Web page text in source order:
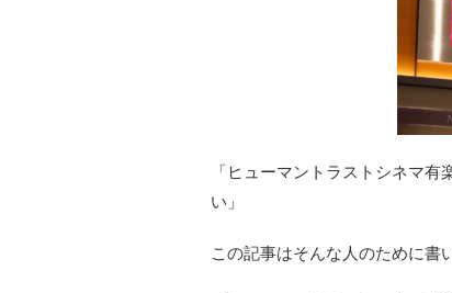
「ヒューマントラストシネマ有
い」
この記事はそんな人のために書